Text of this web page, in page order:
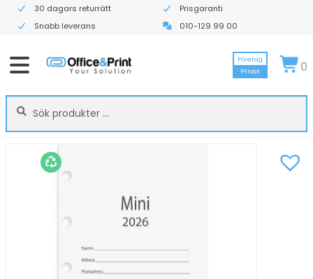
30 dagars returrätt
Prisgaranti
Snabb leverans
010-129 99 00
Sök
efter:
Sök
Företag
Privat
0